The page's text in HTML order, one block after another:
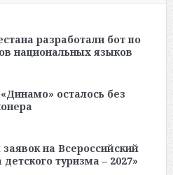
разработали бот по
национальных языков
осталось без
на Всероссийский
туризма – 2027»